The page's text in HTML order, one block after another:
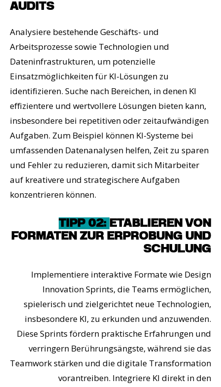
AUDITS
Analysiere bestehende Geschäfts- und
Arbeitsprozesse sowie Technologien und
Dateninfrastrukturen, um potenzielle
Einsatzmöglichkeiten für KI-Lösungen zu
identifizieren. Suche nach Bereichen, in denen KI
effizientere und wertvollere Lösungen bieten kann,
insbesondere bei repetitiven oder zeitaufwändigen
Aufgaben. Zum Beispiel können KI-Systeme bei
umfassenden Datenanalysen helfen, Zeit zu sparen
und Fehler zu reduzieren, damit sich Mitarbeiter
auf kreativere und strategischere Aufgaben
konzentrieren können.
TIPP 02: ETABLIEREN VON
FORMATEN ZUR ERPROBUNG UND
SCHULUNG
Implementiere interaktive Formate wie Design
Innovation Sprints, die Teams ermöglichen,
spielerisch und zielgerichtet neue Technologien,
insbesondere KI, zu erkunden und anzuwenden.
Diese Sprints fördern praktische Erfahrungen und
verringern Berührungsängste, während sie das
Teamwork stärken und die digitale Transformation
vorantreiben. Integriere KI direkt in den